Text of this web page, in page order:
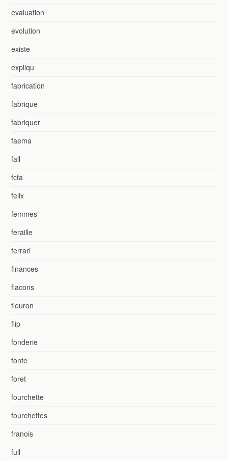
evaluation
evolution
existe
expliqu
fabrication
fabrique
fabriquer
faema
fall
fcfa
felix
femmes
feraille
ferrari
finances
flacons
fleuron
flip
fonderie
fonte
foret
fourchette
fourchettes
franois
full